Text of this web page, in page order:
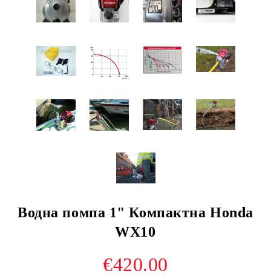
Водна помпа 1" Компактна Honda
WX10
€420.00